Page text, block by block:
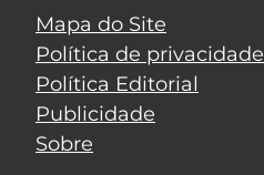
Mapa do Site
Política de privacidade
Política Editorial
Publicidade
Sobre